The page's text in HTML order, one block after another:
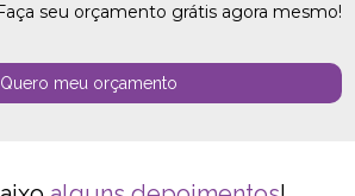
seu orçamento grátis agora mesmo!
Quero meu orçamento